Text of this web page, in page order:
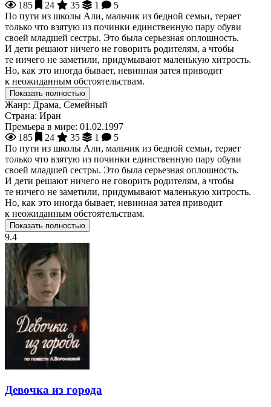
185
24 35 1
5
По пути из школы Али, мальчик из бедной семьи, теряет
только что взятую из починки единственную пару обуви
своей младшей сестры. Это была серьезная оплошность.
И дети решают ничего не говорить родителям, а чтобы
те ничего не заметили, придумывают маленькую хитрость.
Но, как это иногда бывает, невинная затея приводит
к неожиданным обстоятельствам.
Показать полностью
Жанр: Драма, Семейный
Страна: Иран
Премьера в мире: 01.02.1997
185
24 35 1
5
По пути из школы Али, мальчик из бедной семьи, теряет
только что взятую из починки единственную пару обуви
своей младшей сестры. Это была серьезная оплошность.
И дети решают ничего не говорить родителям, а чтобы
те ничего не заметили, придумывают маленькую хитрость.
Но, как это иногда бывает, невинная затея приводит
к неожиданным обстоятельствам.
Показать полностью
9.4
Девочка из города